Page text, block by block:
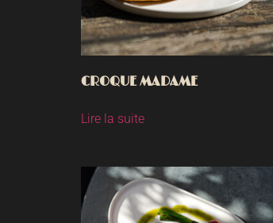
CROQUE MADAME
Lire la suite